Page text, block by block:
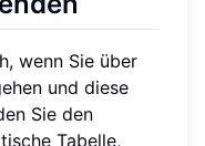
wenn Sie über
und diese
Sie den
Tabelle,